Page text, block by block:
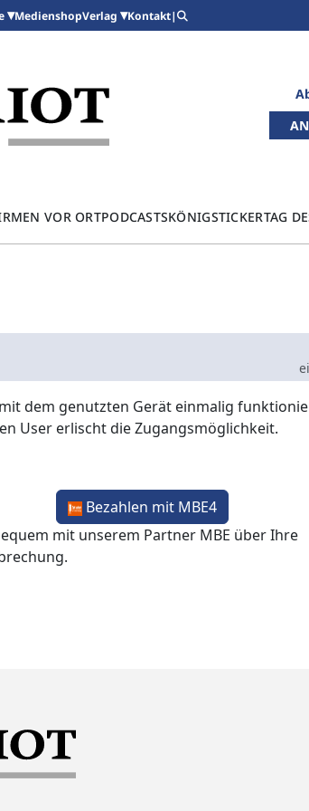
MedienshopVerlag Kontakt|
VOR ORTPODCASTSKÖNIGSTICKERTAG
dem genutzten Gerät einmalig
User erlischt die Zugangsmöglichkeit.
Bezahlen mit MBE4
mit unserem Partner MBE über Ihre